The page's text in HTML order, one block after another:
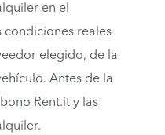
en el
reales
elegido, de la
Antes de la
Rent.it y las